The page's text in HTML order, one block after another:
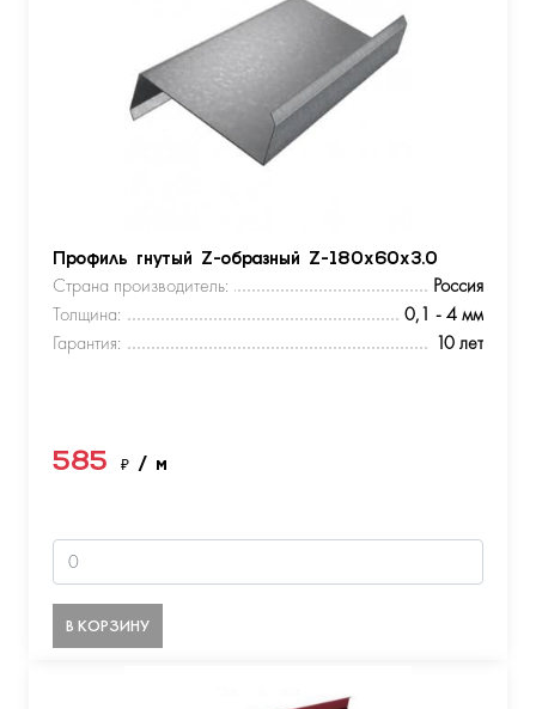
Профиль гнутый Z-образный Z-180х60х3.0
Страна производитель:
Россия
Толщина:
0,1 - 4 мм
Гарантия:
10 лет
585 ₽ / м
В КОРЗИНУ